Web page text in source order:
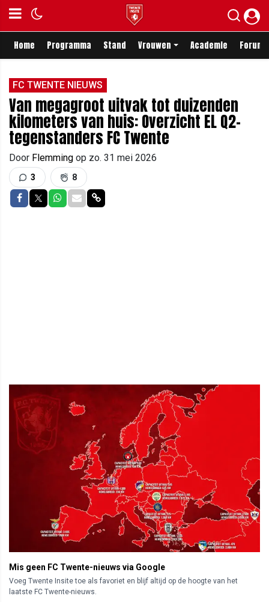
Home Programma Stand Vrouwen Academie Forum
FC TWENTE NIEUWS
Van megagroot uitvak tot duizenden
kilometers van huis: Overzicht EL Q2-
tegenstanders FC Twente
Door Flemming op zo. 31 mei 2026
3 8
Delen op Facebook
Delen op Twitter
Delen op Whatsapp
Delen via Mail
Delen via link
Mis geen FC Twente-nieuws via Google
Voeg Twente Insite toe als favoriet en blijf altijd op de hoogte van het
laatste FC Twente-nieuws.